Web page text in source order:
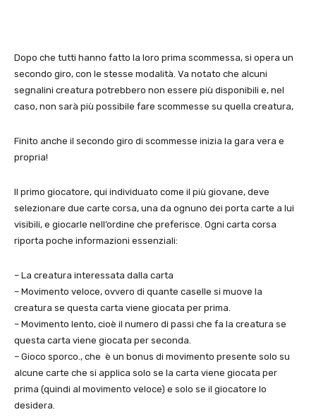
Dopo che tutti hanno fatto la loro prima scommessa, si opera un
secondo giro, con le stesse modalità. Va notato che alcuni
segnalini creatura potrebbero non essere più disponibili e, nel
caso, non sarà più possibile fare scommesse su quella creatura,
Finito anche il secondo giro di scommesse inizia la gara vera e
propria!
Il primo giocatore, qui individuato come il più giovane, deve
selezionare due carte corsa, una da ognuno dei porta carte a lui
visibili, e giocarle nell’ordine che preferisce. Ogni carta corsa
riporta poche informazioni essenziali:
– La creatura interessata dalla carta
– Movimento veloce, ovvero di quante caselle si muove la
creatura se questa carta viene giocata per prima.
– Movimento lento, cioè il numero di passi che fa la creatura se
questa carta viene giocata per seconda.
– Gioco sporco., che è un bonus di movimento presente solo su
alcune carte che si applica solo se la carta viene giocata per
prima (quindi al movimento veloce) e solo se il giocatore lo
desidera.